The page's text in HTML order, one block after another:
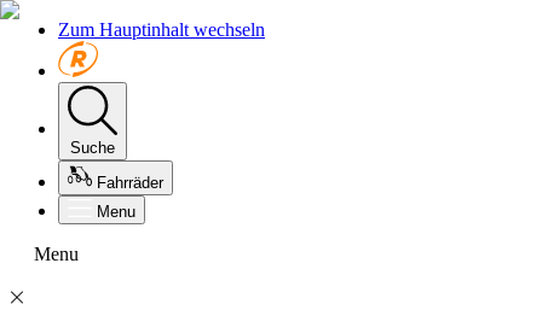
Zum Hauptinhalt wechseln
Suche
Fahrräder
Menu
Menu